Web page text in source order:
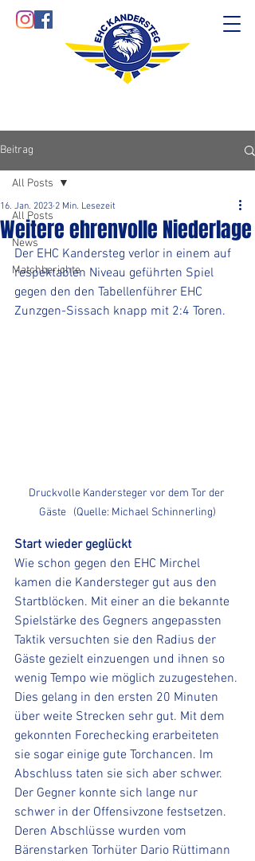
Beitrag
All Posts
News
Matchberichte
All Posts
Weitere ehrenvolle Niederlage
16. Jan. 2023 2 Min. Lesezeit
Der EHC Kandersteg verlor in einem auf
respektablen Niveau geführten Spiel
gegen den den Tabellenführer EHC
Zunzgen-Sissach knapp mit 2:4 Toren.
Druckvolle Kandersteger vor dem Tor der
Gäste   (Quelle: Michael Schinnerling)
Start wieder geglückt
Wie schon gegen den EHC Mirchel
kamen die Kandersteger gut aus den
Startblöcken. Mit einer an die bekannte
Spielstärke des Gegners angepassten
Taktik versuchten sie den Radius der
Gäste gezielt einzuengen und ihnen so
wenig Tempo wie möglich zuzugestehen.
Dies gelang in den ersten 20 Minuten
über weite Strecken sehr gut. Mit dem
gekonnten Forechecking erarbeiteten
sie sogar einige gute Torchancen. Im
Abschluss taten sie sich aber schwer.
Der Gegner konnte sich lange nur
schwer in der Offensivzone festsetzen.
Deren Abschlüsse wurden vom
Bärenstarken Torhüter Dario Rüttimann